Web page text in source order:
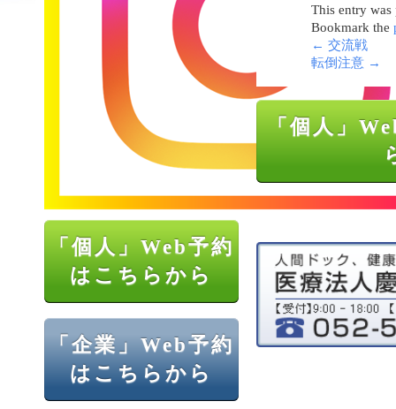
「個人」Web予約
はこちらから
「企業」Web予約
はこちらから
This entry
Bookmark the
← 交流戦
転倒注意 →
「個人」